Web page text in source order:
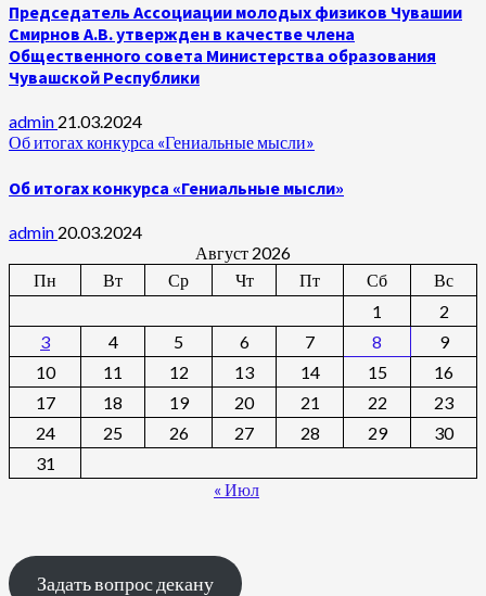
Председатель Ассоциации молодых физиков Чувашии
Смирнов А.В. утвержден в качестве члена
Общественного совета Министерства образования
Чувашской Республики
admin 21.03.2024
Об итогах конкурса «Гениальные мысли»
Об итогах конкурса «Гениальные мысли»
admin 20.03.2024
Август 2026
Пн
Вт Ср Чт Пт Сб
Вс
1
2
3
4 5 6 7 8
9
10
11 12 13 14 15
16
17
18 19 20 21 22
23
24
25 26 27 28 29
30
31
« Июл
Задать вопрос декану